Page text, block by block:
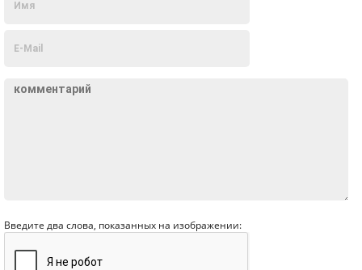
Введите два слова, показанных на изображении: